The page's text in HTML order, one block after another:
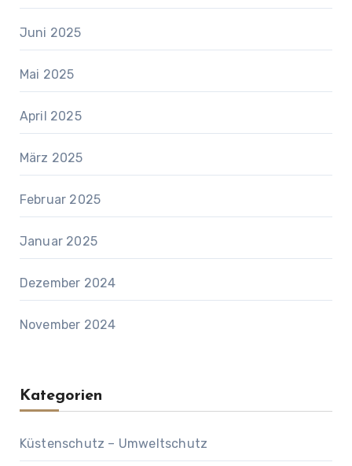
Juni 2025
Mai 2025
April 2025
März 2025
Februar 2025
Januar 2025
Dezember 2024
November 2024
Kategorien
Küstenschutz – Umweltschutz